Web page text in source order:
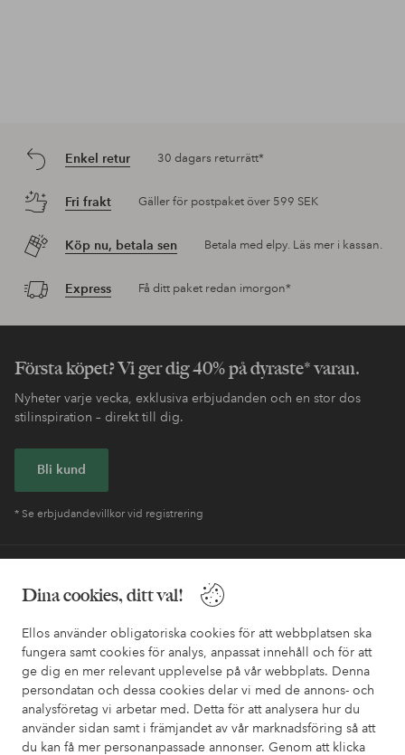
Dina cookies, ditt val!
Ellos använder obligatoriska cookies för att webbplatsen ska
fungera samt cookies för analys, anpassat innehåll och för att
ge dig en mer relevant upplevelse på vår webbplats. Denna
persondatan och dessa cookies delar vi med de annons- och
analysföretag vi arbetar med. Detta för att analysera hur du
använder sidan samt i främjandet av vår marknadsföring så att
du kan få mer personanpassade annonser. Genom att klicka
Enkel retur 30 dagars returrätt*
Fri frakt Gäller för postpaket över 599 SEK
Köp nu, betala sen Betala med elpy. Läs mer i kassan.
Express Få ditt paket redan imorgon*
Första köpet? Vi ger dig 40% på dyraste* varan.
Nyheter varje vecka, exklusiva erbjudanden och en stor dos
stilinspiration – direkt till dig.
Bli kund
* Se erbjudandevillkor vid registrering
I vår FAQ hittar du svaren på de vanligaste frågorna. Här finns
också information om hur du enklast kontaktar oss.
Kundservice Beställning Betalsätt
Mina sidor